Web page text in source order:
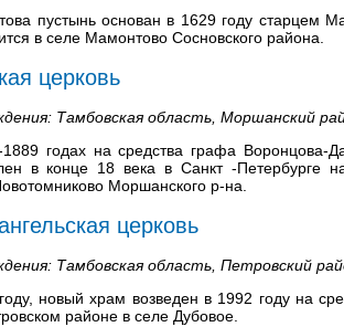
пустынь основан в 1629 году старцем
в селе Мамонтово Сосновского района.
церковь
Тамбовская область, Моршанский
годах на средства графа Воронцова-
в конце 18 века в Санкт -Петербурге
Моршанского р-на.
церковь
Тамбовская область, Петровский
новый храм возведен в 1992 году на
районе в селе Дубовое.